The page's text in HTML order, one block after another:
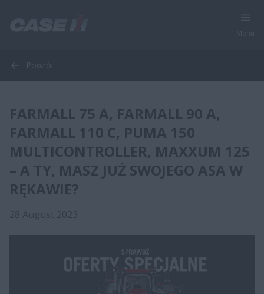
Powrót
FARMALL 75 A, FARMALL 90 A,
FARMALL 110 C, PUMA 150
MULTICONTROLLER, MAXXUM 125
– A TY, MASZ JUŻ SWOJEGO ASA W
RĘKAWIE?